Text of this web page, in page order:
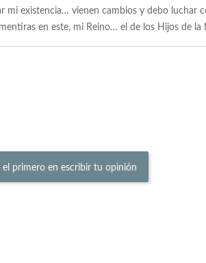
existencia… vienen cambios y debo luchar
en este, mi Reino… el de los Hijos de la
el primero en escribir tu opinión